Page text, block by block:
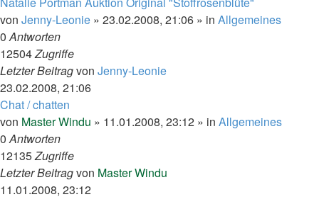
von Jenny-Leonie » 23.02.2008, 21:06 » in Allgemeines
0Antworten
12504Zugriffe
Letzter Beitragvon Jenny-Leonie
23.02.2008, 21:06
Chat / chatten
von Master Windu » 11.01.2008, 23:12 » in Allgemeines
0Antworten
12135Zugriffe
Letzter Beitragvon Master Windu
11.01.2008, 23:12